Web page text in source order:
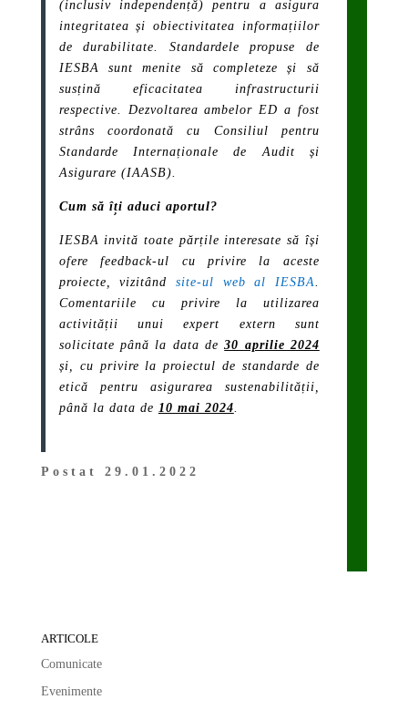
(inclusiv independență) pentru a asigura
integritatea și obiectivitatea informațiilor
de durabilitate. Standardele propuse de
IESBA sunt menite să completeze și să
susțină eficacitatea infrastructurii
respective. Dezvoltarea ambelor ED a fost
strâns coordonată cu Consiliul pentru
Standarde Internaționale de Audit și
Asigurare (IAASB).
Cum să îți aduci aportul?
IESBA invită toate părțile interesate să își
ofere feedback-ul cu privire la aceste
proiecte, vizitând site-ul web al IESBA
Comentariile cu privire la utilizarea
activității unui expert extern sunt
solicitate până la data de30 aprilie 2024
și, cu privire la proiectul de standarde de
etică pentru asigurarea sustenabilității,
până la data de 10 mai 2024
Postat 29.01.2022
ARTICOLE
Comunicate
Evenimente